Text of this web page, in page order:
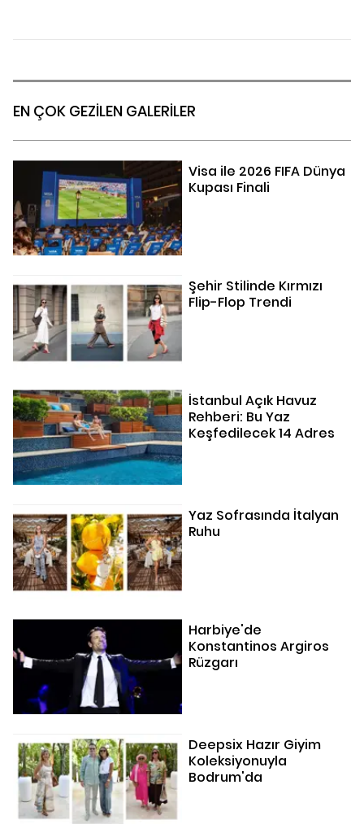
EN ÇOK GEZİLEN GALERİLER
Visa ile 2026 FIFA Dünya
Kupası Finali
Şehir Stilinde Kırmızı
Flip-Flop Trendi
İstanbul Açık Havuz
Rehberi: Bu Yaz
Keşfedilecek 14 Adres
Yaz Sofrasında İtalyan
Ruhu
Harbiye'de
Konstantinos Argiros
Rüzgarı
Deepsix Hazır Giyim
Koleksiyonuyla
Bodrum'da